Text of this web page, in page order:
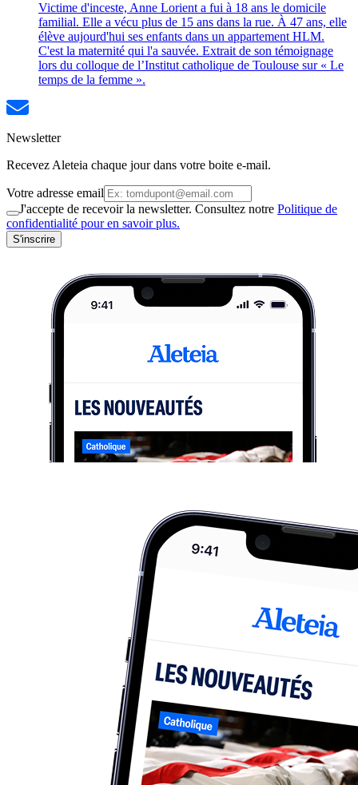
Victime d'inceste, Anne Lorient a fui à 18 ans le domicile
familial. Elle a vécu plus de 15 ans dans la rue. À 47 ans, elle
élève aujourd'hui ses enfants dans un appartement HLM.
C'est la maternité qui l'a sauvée. Extrait de son témoignage
lors du colloque de l’Institut catholique de Toulouse sur « Le
temps de la femme ».
Newsletter
Recevez Aleteia chaque jour dans votre boite e-mail.
Votre adresse email
J'accepte de recevoir la newsletter. Consultez notre Politique de
confidentialité pour en savoir plus.
S'inscrire